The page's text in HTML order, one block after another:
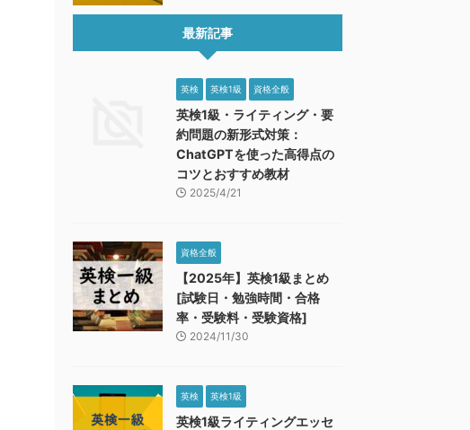
最新記事
英検 英検1級 資格全般
英検1級・ライティング・要
約問題の新形式対策：
ChatGPTを使った高得点の
コツとおすすめ教材
2025/4/21
資格全般
【2025年】英検1級まとめ
[試験日・勉強時間・合格
率・受験料・受験資格]
2024/11/30
英検 英検1級
英検1級ライティングエッセ